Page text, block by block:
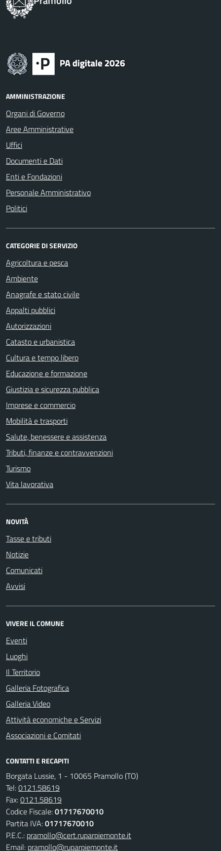
AMMINISTRAZIONE
Organi di Governo
Aree Amministrative
Uffici
Documenti e Dati
Enti e Fondazioni
Personale Amministrativo
Politici
CATEGORIE DI SERVIZIO
Agricoltura e pesca
Ambiente
Anagrafe e stato civile
Appalti pubblici
Autorizzazioni
Catasto e urbanistica
Cultura e tempo libero
Educazione e formazione
Giustizia e sicurezza pubblica
Imprese e commercio
Mobilità e trasporti
Salute, benessere e assistenza
Tributi, finanze e contravvenzioni
Turismo
Vita lavorativa
NOVITÀ
Tasse e tributi
Notizie
Comunicati
Avvisi
VIVERE IL COMUNE
Eventi
Luoghi
Il Territorio
Galleria Fotografica
Galleria Video
Attività economiche e Servizi
Associazioni e Comitati
CONTATTI E RECAPITI
Borgata Lussie, 1 - 10065 Pramollo (TO)
Tel:0121.58619
Fax:0121.58619
Codice Fiscale:01717670010
Partita IVA:01717670010
P.E.C.: pramollo@cert.ruparpiemonte.it
Email: pramollo@ruparpiemonte.it